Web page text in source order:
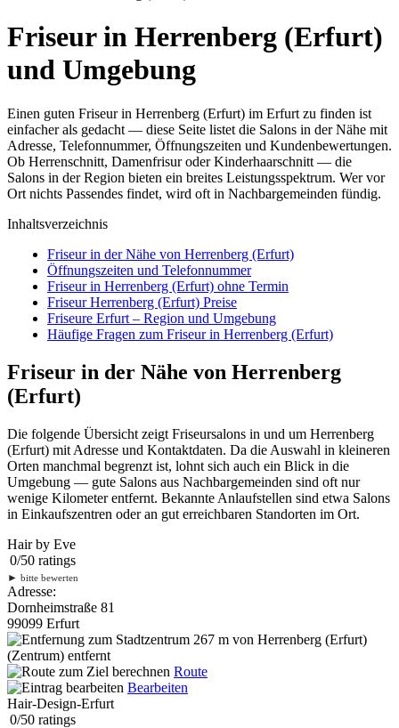
Friseur in Herrenberg (Erfurt)
und Umgebung
Einen guten Friseur in Herrenberg (Erfurt) im Erfurt zu finden ist
einfacher als gedacht — diese Seite listet die Salons in der Nähe mit
Adresse, Telefonnummer, Öffnungszeiten und Kundenbewertungen.
Ob Herrenschnitt, Damenfrisur oder Kinderhaarschnitt — die
Salons in der Region bieten ein breites Leistungsspektrum. Wer vor
Ort nichts Passendes findet, wird oft in Nachbargemeinden fündig.
Inhaltsverzeichnis
Friseur in der Nähe von Herrenberg (Erfurt)
Öffnungszeiten und Telefonnummer
Friseur in Herrenberg (Erfurt) ohne Termin
Friseur Herrenberg (Erfurt) Preise
Friseure Erfurt – Region und Umgebung
Häufige Fragen zum Friseur in Herrenberg (Erfurt)
Friseur in der Nähe von Herrenberg
(Erfurt)
Die folgende Übersicht zeigt Friseursalons in und um Herrenberg
(Erfurt) mit Adresse und Kontaktdaten. Da die Auswahl in kleineren
Orten manchmal begrenzt ist, lohnt sich auch ein Blick in die
Umgebung — gute Salons aus Nachbargemeinden sind oft nur
wenige Kilometer entfernt. Bekannte Anlaufstellen sind etwa Salons
in Einkaufszentren oder an gut erreichbaren Standorten im Ort.
Hair by Eve
0/50 ratings
► bitte bewerten
Adresse:
Dornheimstraße 81
99099 Erfurt
267 m von Herrenberg (Erfurt)
(Zentrum) entfernt
Route
Bearbeiten
Hair-Design-Erfurt
0/50 ratings